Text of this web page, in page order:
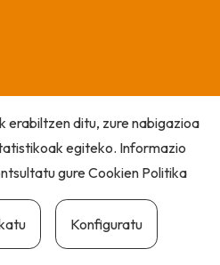
erabiltzen ditu, zure nabigazioa
egiteko. Informazio
gureCookien Politika
Konfiguratu